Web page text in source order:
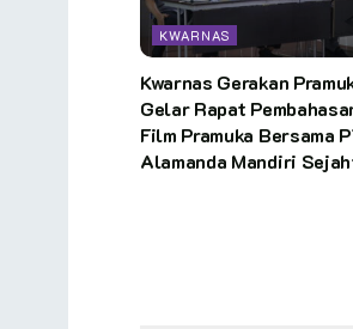
KWARNAS
Kwarnas Gerakan
Gelar Rapat
Film Pramuka Bersama
Alamanda Mandiri